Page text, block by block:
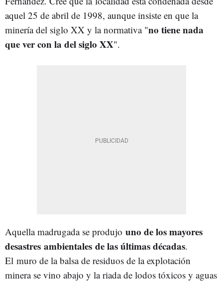
aquel 25 de abril de 1998, aunque insiste en que la
minería del siglo XX y la normativa "no tiene nada
que ver con la del siglo XX".
Aquella madrugada se produjo uno de los mayores
desastres ambientales de las últimas décadas.
El muro de la balsa de residuos de la explotación
minera se vino abajo y la riada de lodos tóxicos y aguas